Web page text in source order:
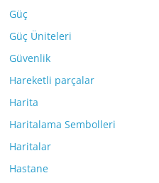
Güç
Güç Üniteleri
Güvenlik
Hareketli parçalar
Harita
Haritalama Sembolleri
Haritalar
Hastane